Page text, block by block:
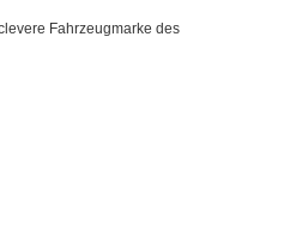
Fahrzeugmarke des